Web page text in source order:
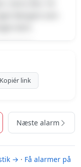
Kopiér link
Næste alarm
→ · Få alarmer på